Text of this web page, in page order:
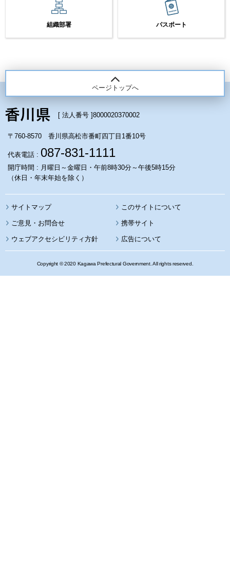
組織部署 パスポート
ページトップへ
[ 法人番号 ]8000020370002
〒760-8570 香川県高松市番町四丁目1番10号
代表電話 : 087-831-1111
開庁時間 : 月曜日～金曜日・午前8時30分～午後5時15分
（休日・年末年始を除く）
サイトマップ このサイトについて
携帯サイト
ウェブアクセシビリティ方針 広告について
Copyright © 2020 Kagawa Prefectural Government. All rights reserved.